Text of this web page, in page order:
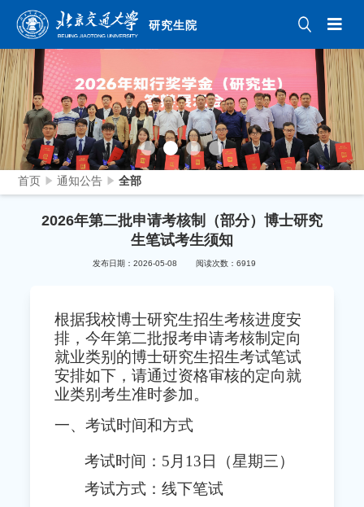
研究生院
首页 通知公告 全部
2026年第二批申请考核制（部分）博士研究
生笔试考生须知
发布日期：2026-05-08 阅读次数： 6919
根据我校博士研究生招生考核进度安
排，今年第二批报考申请考核制定向
就业类别的博士研究生招生考试笔试
安排如下，请通过资格审核的定向就
业类别考生准时参加。
一、考试时间和方式
考试时间：5月13日（星期三）
考试方式：线下笔试